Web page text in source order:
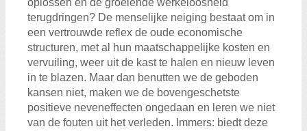
oplossen en de groeiende werkeloosheid
terugdringen? De menselijke neiging bestaat om in
een vertrouwde reflex de oude economische
structuren, met al hun maatschappelijke kosten en
vervuiling, weer uit de kast te halen en nieuw leven
in te blazen. Maar dan benutten we de geboden
kansen niet, maken we de bovengeschetste
positieve neveneffecten ongedaan en leren we niet
van de fouten uit het verleden. Immers: biedt deze